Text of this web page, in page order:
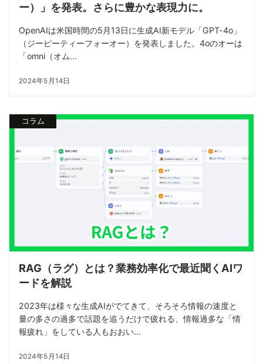
ー）」を発表。さらに豊かな表現力に。
OpenAIは米国時間の5月13日に生成AI新モデル「GPT-4o」
（ジーピーティーフォーオー）を発表しました。4oのオーは
「omni（オム...
2024年5月14日
コラム
RAG（ラグ）とは？業務効率化で最近聞くAIワ
ードを解説
2023年は様々な生成AIがでてきて、そろそろ情報の速度と
量の多さの過多で話題を追うだけで疲れる、情報過多な「情
報疲れ」をしている人もおおい...
2024年5月14日